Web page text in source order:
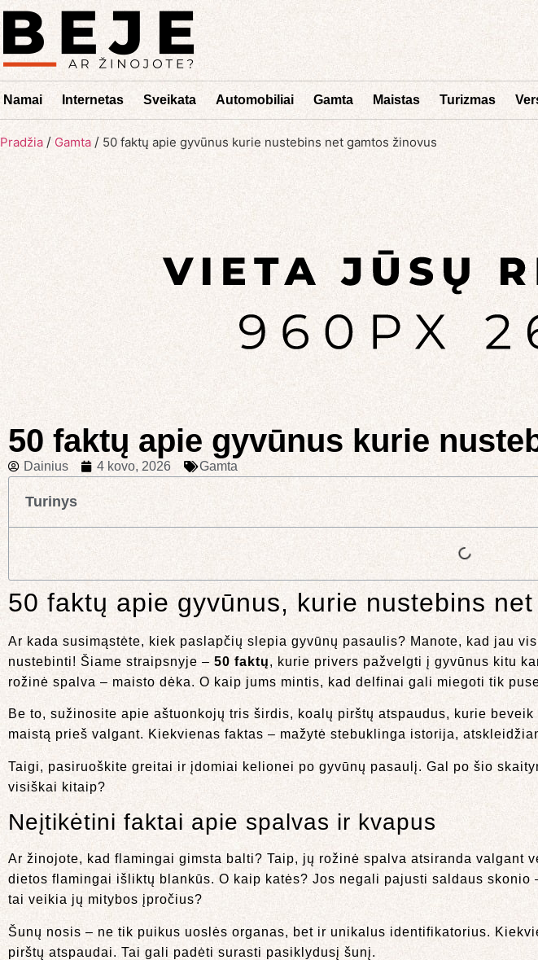
Namai Internetas Sveikata Automobiliai Gamta Maistas Turizmas
Pradžia / Gamta / 50 faktų apie gyvūnus kurie nustebins net gamtos žinovus
50 faktų apie gyvūnus kurie
Dainius 4 kovo, 2026 Gamta
Turinys
50 faktų apie gyvūnus, kurie nustebins
Ar kada susimąstėte, kiek paslapčių slepia gyvūnų pasaulis? Manote, kad jau
nustebinti! Šiame straipsnyje – 50 faktų, kurie privers pažvelgti į gyvūnus kitu
rožinė spalva – maisto dėka. O kaip jums mintis, kad delfinai gali miegoti tik
Be to, sužinosite apie aštuonkojų tris širdis, koalų pirštų atspaudus, kurie
maistą prieš valgant. Kiekvienas faktas – mažytė stebuklinga istorija,
Taigi, pasiruoškite greitai ir įdomiai kelionei po gyvūnų pasaulį. Gal po šio
visiškai kitaip?
Neįtikėtini faktai apie spalvas ir kvapus
Ar žinojote, kad flamingai gimsta balti? Taip, jų rožinė spalva atsiranda valgant
dietos flamingai išliktų blankūs. O kaip katės? Jos negali pajusti saldaus
tai veikia jų mitybos įpročius?
Šunų nosis – ne tik puikus uoslės organas, bet ir unikalus identifikatorius.
pirštų atspaudai. Tai gali padėti surasti pasiklydusį šunį.